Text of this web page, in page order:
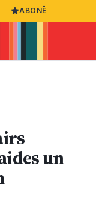
ABONĒ
un